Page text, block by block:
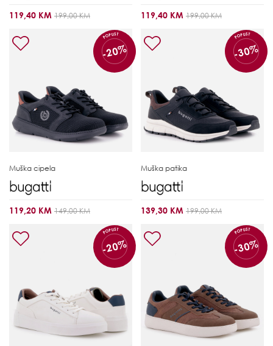
119,40 KM 199,00 KM 119,40 KM 199,00 KM
POPUST
-20%
Muška cipela
119,20 KM 149,00 KM
POPUST
-30%
Muška patika
139,30 KM 199,00 KM
POPUST
-20%
POPUST
-30%